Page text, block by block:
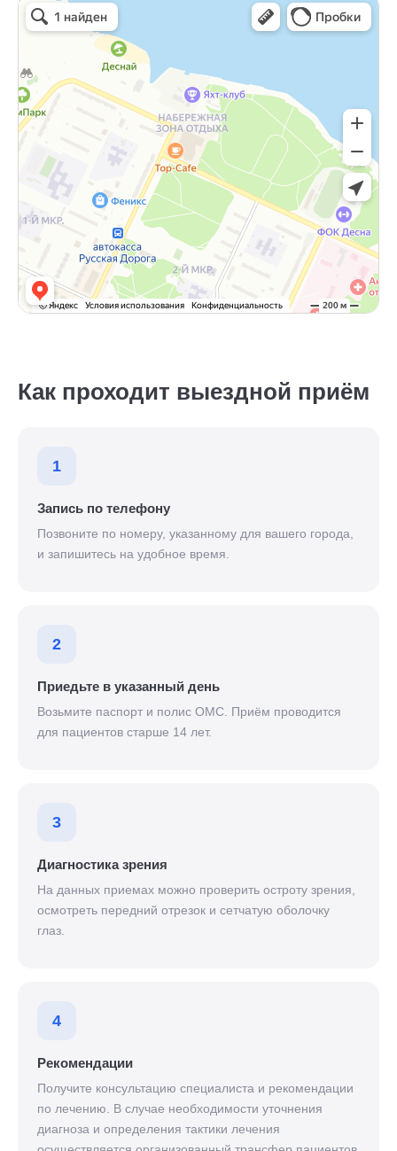
Как проходит выездной приём
1
Запись по телефону
Позвоните по номеру, указанному для вашего города,
и запишитесь на удобное время.
2
Приедьте в указанный день
Возьмите паспорт и полис ОМС. Приём проводится
для пациентов старше 14 лет.
3
Диагностика зрения
На данных приемах можно проверить остроту зрения,
осмотреть передний отрезок и сетчатую оболочку
глаз.
4
Рекомендации
Получите консультацию специалиста и рекомендации
по лечению. В случае необходимости уточнения
диагноза и определения тактики лечения